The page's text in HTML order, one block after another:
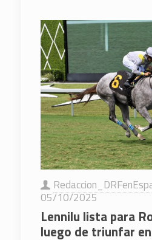
05/10/2025
Lennilu lista para
luego de triunfar